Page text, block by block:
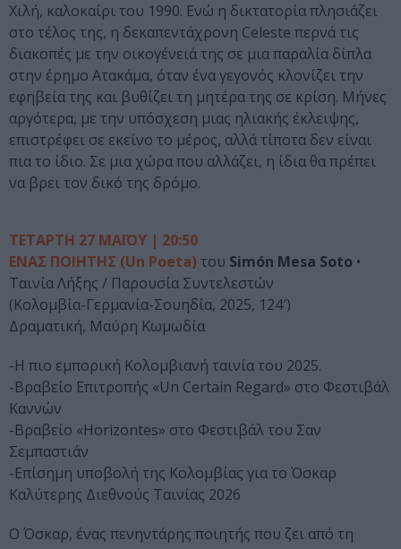
Χιλή, καλοκαίρι του 1990. Ενώ η δικτατορία πλησιάζει
στο τέλος της, η δεκαπεντάχρονη Celeste περνά τις
διακοπές με την οικογένειά της σε μια παραλία δίπλα
στην έρημο Ατακάμα, όταν ένα γεγονός κλονίζει την
εφηβεία της και βυθίζει τη μητέρα της σε κρίση. Μήνες
αργότερα, με την υπόσχεση μιας ηλιακής έκλειψης,
επιστρέφει σε εκείνο το μέρος, αλλά τίποτα δεν είναι
πια το ίδιο. Σε μια χώρα που αλλάζει, η ίδια θα πρέπει
να βρει τον δικό της δρόμο.
ΤΕΤΑΡΤΗ 27 ΜΑΪΟΥ | 20:50
ΕΝΑΣ ΠΟΙΗΤΗΣ (Un Poeta) του Simón Mesa Soto •
Ταινία Λήξης / Παρουσία Συντελεστών
(Κολομβία-Γερμανία-Σουηδία, 2025, 124′)
Δραματική, Μαύρη Κωμωδία
-Η πιο εμπορική Κολομβιανή ταινία του 2025.
-Βραβείο Επιτροπής «Un Certain Regard» στο Φεστιβάλ
Καννών
-Βραβείο «Horizontes» στο Φεστιβάλ του Σαν
Σεμπαστιάν
-Επίσημη υποβολή της Κολομβίας για το Όσκαρ
Καλύτερης Διεθνούς Ταινίας 2026
Ο Όσκαρ, ένας πενηντάρης ποιητής που ζει από τη